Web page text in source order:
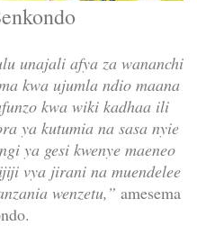
unajali afya za wananchi
kwa ujumla ndio maana
kwa wiki kadhaa ili
ya kutumia na sasa nyie
ya gesi kwenye maeneo
vya jirani na muendelee
wenzetu,” amesema